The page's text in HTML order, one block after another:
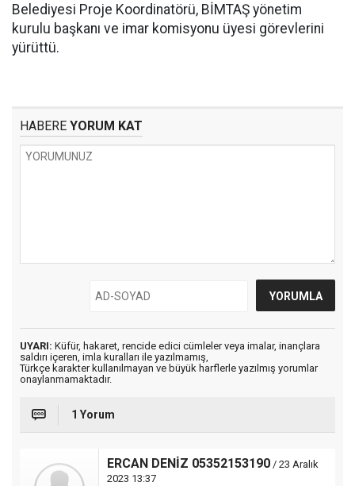
Belediyesi Proje Koordinatörü, BİMTAŞ yönetim
kurulu başkanı ve imar komisyonu üyesi görevlerini
yürüttü.
HABERE YORUM KAT
UYARI: Küfür, hakaret, rencide edici cümleler veya imalar, inançlara
saldırı içeren, imla kuralları ile yazılmamış,
Türkçe karakter kullanılmayan ve büyük harflerle yazılmış yorumlar
onaylanmamaktadır.
1 Yorum
ERCAN DENİZ 05352153190 / 23 Aralık
2023 13:37